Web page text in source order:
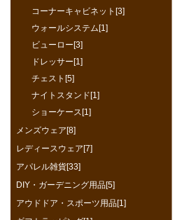
コーナーキャビネット[3]
ウォールシステム[1]
ビューロー[3]
ドレッサー[1]
チェスト[5]
ナイトスタンド[1]
ショーケース[1]
メンズウェア[8]
レディースウェア[7]
アパレル雑貨[33]
DIY・ガーデニング用品[5]
アウドドア・スポーツ用品[1]